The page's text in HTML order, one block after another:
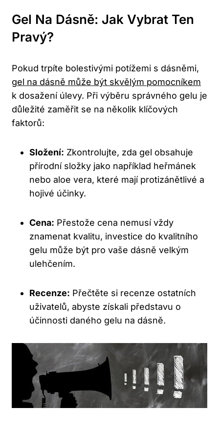
Gel Na Dásně: Jak Vybrat Ten
Pravý?
Pokud trpíte bolestivými potížemi s dásněmi,
gel na dásně může být skvělým pomocníkem
k dosažení úlevy. Při výběru správného gelu je
důležité zaměřit se na několik klíčových
faktorů:
Složení: Zkontrolujte, zda gel obsahuje
přírodní složky jako například heřmánek
nebo aloe vera, které mají protizánětlivé a
hojivé účinky.
Cena: Přestože cena nemusí vždy
znamenat kvalitu, investice do kvalitního
gelu může být pro vaše dásně velkým
ulehčením.
Recenze: Přečtěte si recenze ostatních
uživatelů, abyste získali představu o
účinnosti daného gelu na dásně.